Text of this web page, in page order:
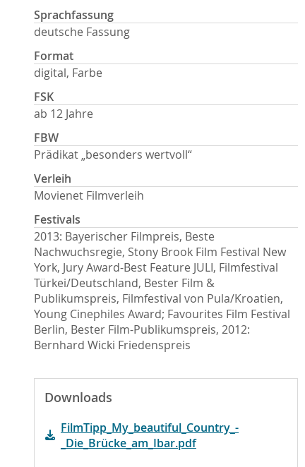
Sprachfassung
deutsche Fassung
Format
digital, Farbe
FSK
ab 12 Jahre
FBW
Prädikat „besonders wertvoll“
Verleih
Movienet Filmverleih
Festivals
2013: Bayerischer Filmpreis, Beste
Nachwuchsregie, Stony Brook Film Festival New
York, Jury Award-Best Feature JULI, Filmfestival
Türkei/Deutschland, Bester Film &
Publikumspreis, Filmfestival von Pula/Kroatien,
Young Cinephiles Award; Favourites Film Festival
Berlin, Bester Film-Publikumspreis, 2012:
Bernhard Wicki Friedenspreis
Downloads
FilmTipp_My_beautiful_Country_-
_Die_Brücke_am_Ibar.pdf